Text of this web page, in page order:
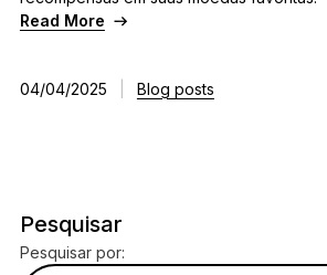
Read More
04/04/2025 Blog posts
Pesquisar
Pesquisar por: